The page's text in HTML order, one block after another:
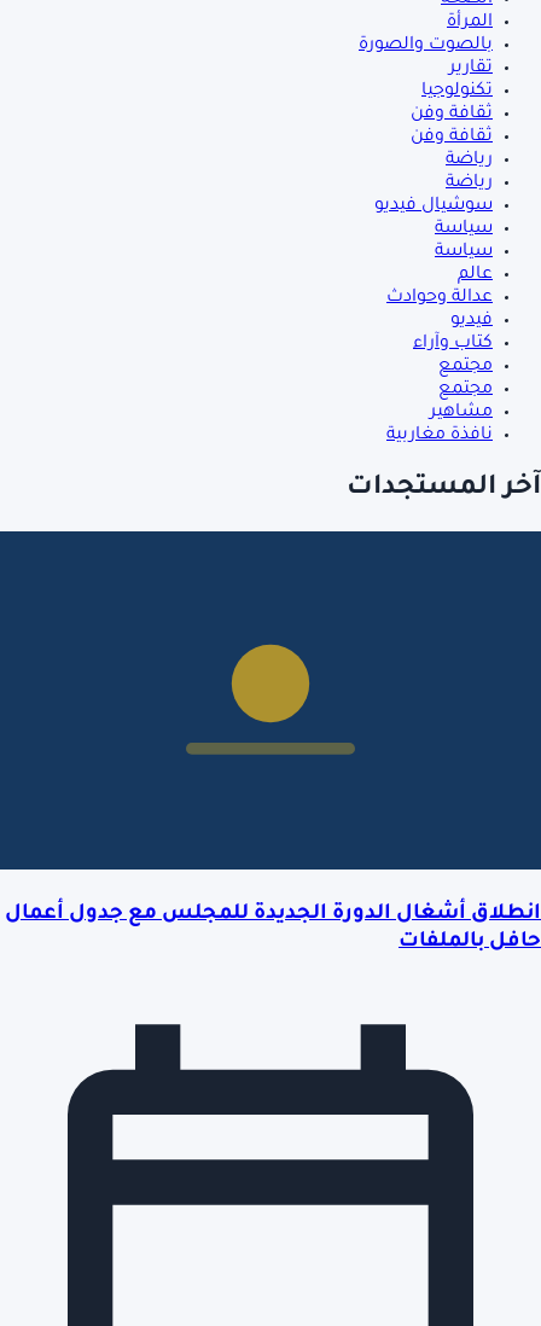
المرأة
بالصوت والصورة
تقارير
تكنولوجيا
ثقافة وفن
ثقافة وفن
رياضة
رياضة
سوشيال فيديو
سياسة
سياسة
عالم
عدالة وحوادث
فيديو
كتاب وآراء
مجتمع
مجتمع
مشاهير
نافذة مغاربية
آخر المستجدات
انطلاق أشغال الدورة الجديدة للمجلس مع جدول أعمال
حافل بالملفات